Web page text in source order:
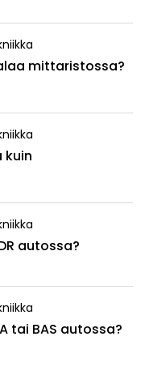
mittaristossa?
kuin
autossa?
tai BAS autossa?